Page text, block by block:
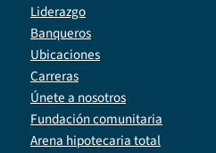
Liderazgo
Banqueros
Ubicaciones
Carreras
Únete a nosotros
Fundación comunitaria
Arena hipotecaria total